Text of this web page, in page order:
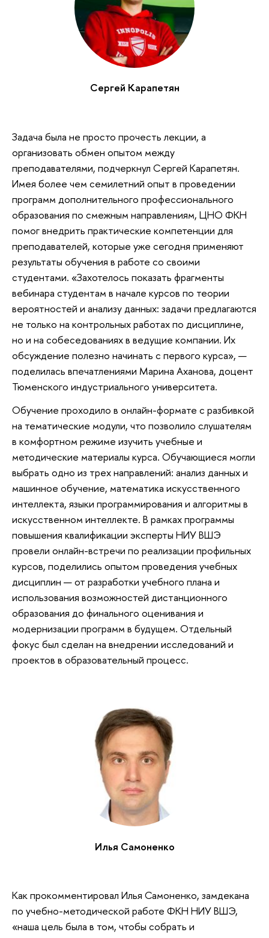
Сергей Карапетян
Задача была не просто прочесть лекции, а
организовать обмен опытом между
преподавателями, подчеркнул Сергей Карапетян.
Имея более чем семилетний опыт в проведении
программ дополнительного профессионального
образования по смежным направлениям, ЦНО ФКН
помог внедрить практические компетенции для
преподавателей, которые уже сегодня применяют
результаты обучения в работе со своими
студентами. «Захотелось показать фрагменты
вебинара студентам в начале курсов по теории
вероятностей и анализу данных: задачи предлагаются
не только на контрольных работах по дисциплине,
но и на собеседованиях в ведущие компании. Их
обсуждение полезно начинать с первого курса», —
поделилась впечатлениями Марина Аханова, доцент
Тюменского индустриального университета.
Обучение проходило в онлайн-формате с разбивкой
на тематические модули, что позволило слушателям
в комфортном режиме изучить учебные и
методические материалы курса. Обучающиеся могли
выбрать одно из трех направлений: анализ данных и
машинное обучение, математика искусственного
интеллекта, языки программирования и алгоритмы в
искусственном интеллекте. В рамках программы
повышения квалификации эксперты НИУ ВШЭ
провели онлайн-встречи по реализации профильных
курсов, поделились опытом проведения учебных
дисциплин — от разработки учебного плана и
использования возможностей дистанционного
образования до финального оценивания и
модернизации программ в будущем. Отдельный
фокус был сделан на внедрении исследований и
проектов в образовательный процесс.
Илья Самоненко
Как прокомментировал Илья Самоненко, замдекана
по учебно-методической работе ФКН НИУ ВШЭ,
«наша цель была в том, чтобы собрать и